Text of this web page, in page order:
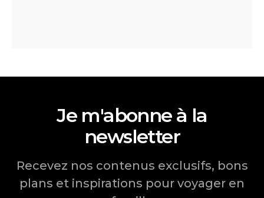
Je m'abonne à la
newsletter
Recevez nos contenus exclusifs, bons
plans et inspirations pour voyager en